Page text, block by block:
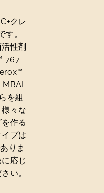
クレ
す。
性剤
767
MBAL
を組
々な
作る
プは
りま
応じ
い。